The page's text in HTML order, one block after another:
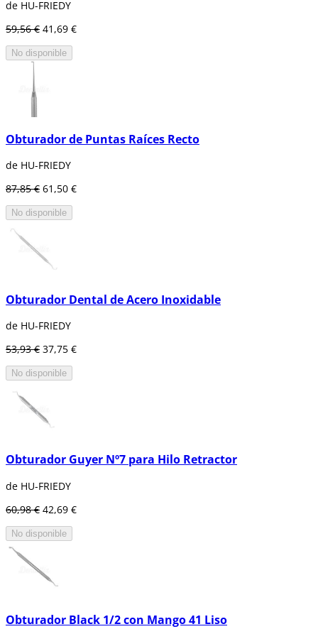
de HU-FRIEDY
59,56 € 41,69 €
No disponible
Obturador de Puntas Raíces Recto
de HU-FRIEDY
87,85 € 61,50 €
No disponible
Obturador Dental de Acero Inoxidable
de HU-FRIEDY
53,93 € 37,75 €
No disponible
Obturador Guyer Nº7 para Hilo Retractor
de HU-FRIEDY
60,98 € 42,69 €
No disponible
Obturador Black 1/2 con Mango 41 Liso